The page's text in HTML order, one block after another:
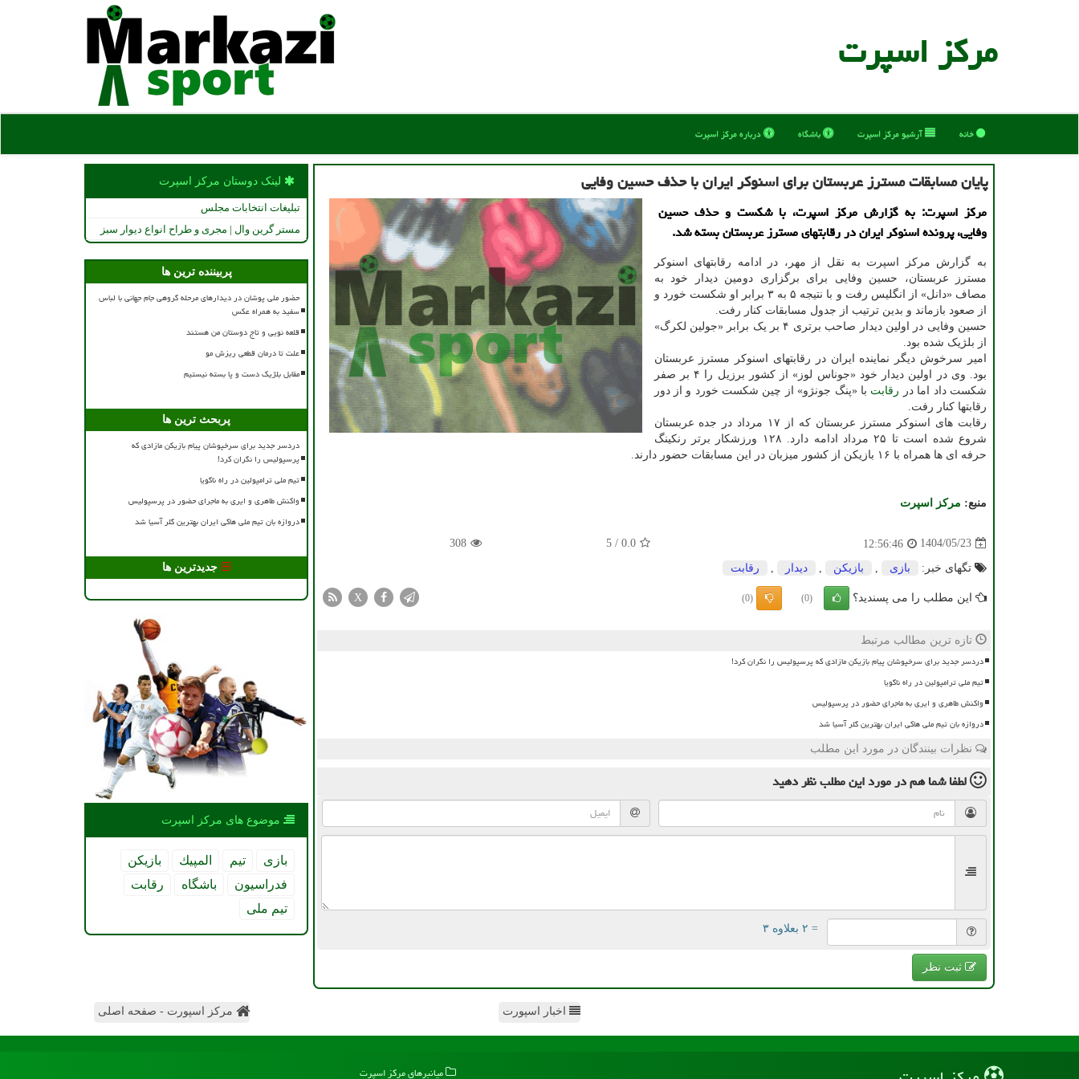
مركز اسپرت
خانه آرشیو مركز اسپرت باشگاه درباره مركز اسپرت
پایان مسابقات مسترز عربستان برای اسنوکر ایران با حذف حسین وفایی
مرکز اسپرت: به گزارش مرکز اسپرت، با شکست و حذف حسین
وفایی، پرونده اسنوکر ایران در رقابتهای مسترز عربستان بسته شد.
به گزارش مرکز اسپرت به نقل از مهر، در ادامه رقابتهای اسنوکر
مسترز عربستان، حسین وفایی برای برگزاری دومین دیدار خود به
مصاف «دانل» از انگلیس رفت و با نتیجه ۵ به ۳ برابر او شکست خورد و
از صعود بازماند و بدین ترتیب از جدول مسابقات کنار رفت.
حسین وفایی در اولین دیدار صاحب برتری ۴ بر یک برابر «جولین لکرگ»
از بلژیک شده بود.
امیر سرخوش دیگر نماینده ایران در رقابتهای اسنوکر مسترز عربستان
بود. وی در اولین دیدار خود «جوناس لوز» از کشور برزیل را ۴ بر صفر
شکست داد اما در رقابت با «پنگ جونژو» از چین شکست خورد و از دور
رقابتها کنار رفت.
رقابت های اسنوکر مسترز عربستان که از ۱۷ مرداد در جده عربستان
شروع شده است تا ۲۵ مرداد ادامه دارد. ۱۲۸ ورزشکار برتر رنکینگ
حرفه ای ها همراه با ۱۶ بازیکن از کشور میزبان در این مسابقات حضور دارند.
منبع: مركز اسپرت
1404/05/23
12:56:46
0.0
/
5
308
تگهای خبر: بازی بازیكن دیدار رقابت
این مطلب را می پسندید؟ (0)
(0)
X
تازه ترین مطالب مرتبط
دردسر جدید برای سرخپوشان پیام بازیکن مازادی که پرسپولیس را نگران کرد!
تیم ملی ترامپولین در راه ناگویا
واکنش طاهری و ایری به ماجرای حضور در پرسپولیس
دروازه بان تیم ملی هاکی ایران بهترین گلر آسیا شد
نظرات بینندگان در مورد این مطلب
لطفا شما همدر مورد این مطلبنظر دهید
= ۲ بعلاوه ۳
ثبت نظر
لینک دوستان مركز اسپرت
تبلیغات انتخابات مجلس
مستر گرین وال | مجری و طراح انواع دیوار سبز
پربیننده ترین ها
حضور ملی پوشان در دیدارهای مرحله گروهی جام جهانی با لباس
سفید به همراه عکس
قلعه نویی و تاج دوستان من هستند
علت تا درمان قطعی ریزش مو
مقابل بلژیک دست و پا بسته نیستیم
پربحث ترین ها
دردسر جدید برای سرخپوشان پیام بازیکن مازادی که
پرسپولیس را نگران کرد!
تیم ملی ترامپولین در راه ناگویا
واکنش طاهری و ایری به ماجرای حضور در پرسپولیس
دروازه بان تیم ملی هاکی ایران بهترین گلر آسیا شد
جدیدترین ها
موضوع های مركز اسپرت
بازی تیم المپیك
بازیكن
فدراسیون
باشگاه
رقابت
تیم ملی
اخبار اسپورت مرکز اسپورت - صفحه اصلی
میانبرهای مركز اسپرت